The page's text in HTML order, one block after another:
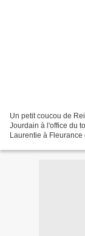
Un petit coucou de
Jourdain à l'office du
Laurentie à Fleurance